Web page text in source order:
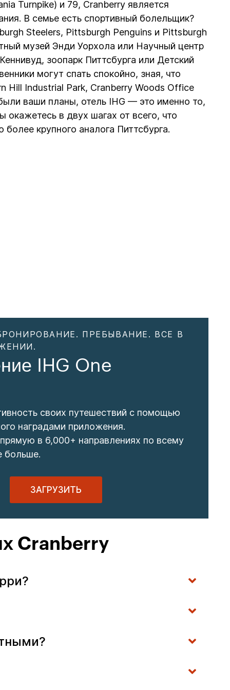
Turnpike) и 79, Cranberry является
В семье есть спортивный болельщик?
Steelers, Pittsburgh Penguins и Pittsburgh
музей Энди Уорхола или Научный центр
зоопарк Питтсбурга или Детский
могут спать спокойно, зная, что
Hill Industrial Park, Cranberry Woods Office
ваши планы, отель IHG — это именно то,
в двух шагах от всего, что
крупного аналога Питтсбурга.
ПРЕБЫВАНИЕ. ВСЕ В
IHG One
своих путешествий с помощью
наградами приложения.
в 6,000+ направлениях по всему
больше.
ЗАГРУЗИТЬ
Cranberry